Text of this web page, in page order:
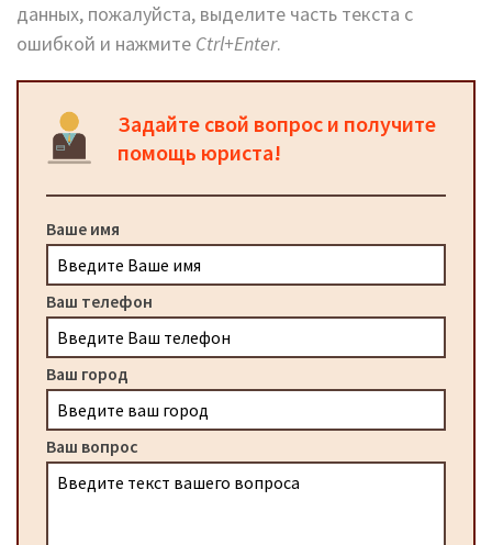
данных, пожалуйста, выделите часть текста с
ошибкой и нажмите Ctrl+Enter.
Задайте свой вопрос и получите
помощь юриста!
Ваше имя
Ваш телефон
Ваш город
Ваш вопрос